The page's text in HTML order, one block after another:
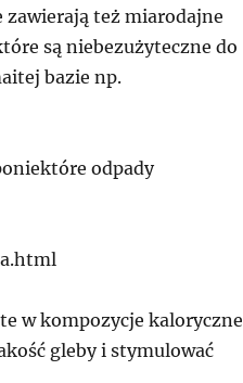
też miarodajne
są niebezużyteczne do
bazie np.
odpady
w kompozycje kaloryczne
gleby i stymulować